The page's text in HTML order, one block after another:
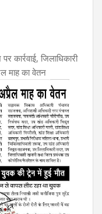
कार्रवाई, जिलाधिकारी
माह का वेतन